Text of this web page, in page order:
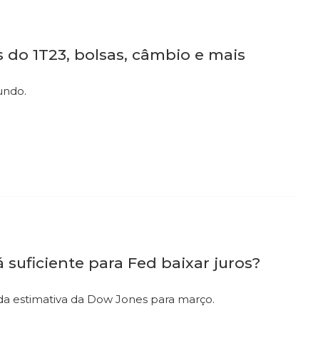
1T23, bolsas, câmbio e mais
suficiente para Fed baixar juros?
estimativa da Dow Jones para março.